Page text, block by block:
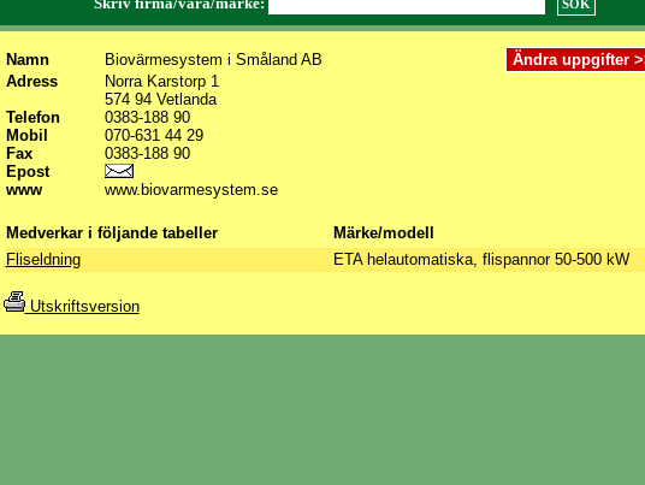
Namn
Biovärmesystem i Småland AB
Adress
Norra Karstorp 1
574 94 Vetlanda
Telefon
0383-188 90
Mobil
070-631 44 29
Fax
0383-188 90
Epost
www
www.biovarmesystem.se
Medverkar i följande tabeller
Märke/modell
Fliseldning
ETA helautomatiska, flispannor 50-500 kW
Utskriftsversion